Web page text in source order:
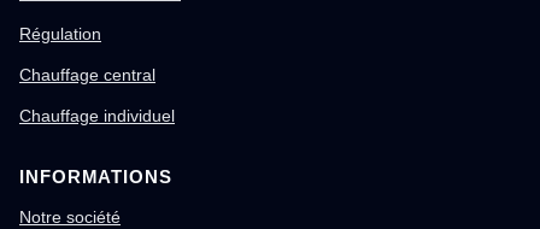
Régulation
Chauffage central
Chauffage individuel
INFORMATIONS
Notre société